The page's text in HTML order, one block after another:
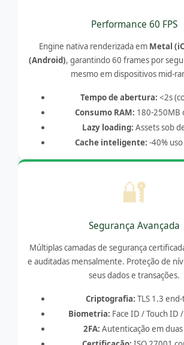
Performance 60 FPS
Engine nativa renderizada em Metal
(Android), garantindo 60 frames por
mesmo em dispositivos mid-
Tempo de abertura: <2s
Consumo RAM: 180-250MB
Lazy loading: Assets sob
Cache inteligente: -40%
🔐
Segurança Avançada
Múltiplas camadas de segurança
e auditadas mensalmente. Proteção de
seus dados e transações.
Criptografia: TLS 1.3
Biometria: Face ID / Touch ID
2FA: Autenticação em